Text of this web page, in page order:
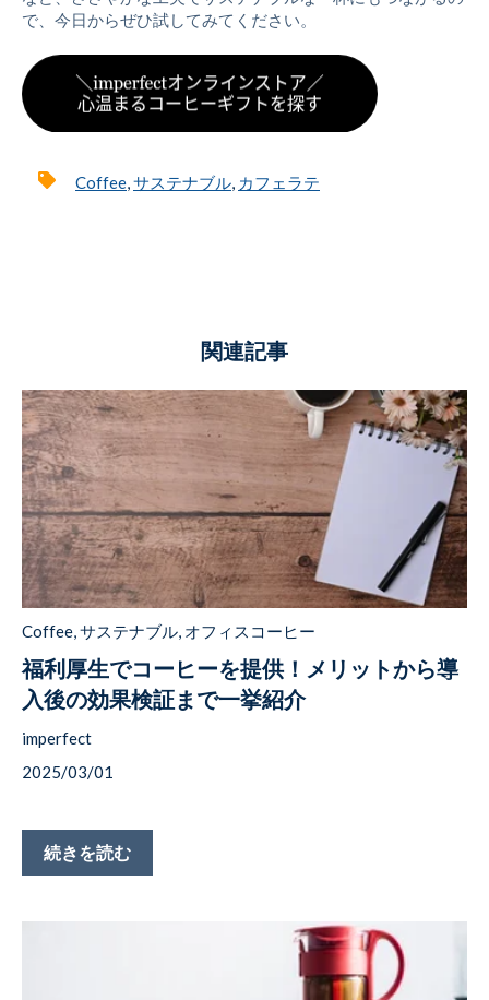
で、今日からぜひ試してみてください。
Coffee,サステナブル, カフェラテ
関連記事
Coffee,サステナブル, オフィスコーヒー
福利厚生でコーヒーを提供！メリットから導
入後の効果検証まで一挙紹介
imperfect
2025/03/01
続きを読む